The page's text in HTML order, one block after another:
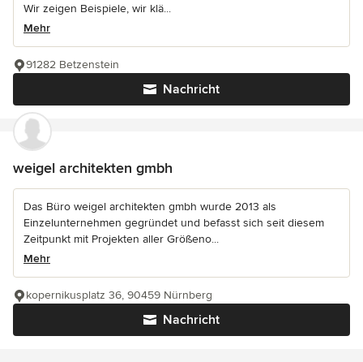
Wir zeigen Beispiele, wir klä...
Mehr
Nachricht
91282 Betzenstein
weigel architekten gmbh
Das Büro weigel architekten gmbh wurde 2013 als
Einzelunternehmen gegründet und befasst sich seit diesem
Zeitpunkt mit Projekten aller Größeno...
Mehr
Nachricht
kopernikusplatz 36, 90459 Nürnberg